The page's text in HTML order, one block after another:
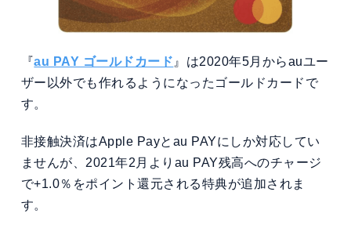
『au PAY ゴールドカード 』は2020年5月からauユー
ザー以外でも作れるようになったゴールドカードで
す。
非接触決済はApple Payとau PAYにしか対応してい
ませんが、2021年2月よりau PAY残高へのチャージ
で+1.0％をポイント還元される特典が追加されま
す。